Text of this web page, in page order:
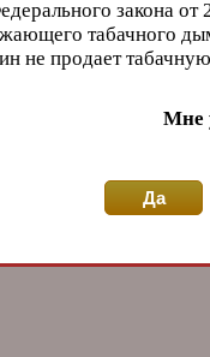
закона
табачного
не продает
Мне
Да